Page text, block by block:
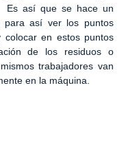
Es así que se hace un
para así ver los puntos
en estos puntos
de los residuos o
trabajadores van
en la máquina.